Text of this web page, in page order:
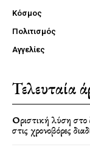
Κόσμος
Πολιτισμός
Αγγελίες
Τελευταία
Οριστική λύση στο
στις χρονοβόρες